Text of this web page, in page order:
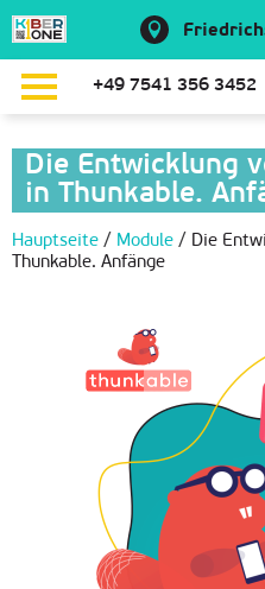
+49 7541 356 3452
Die Entwicklung
in Thunkable.
Hauptseite / Module / Die
Thunkable. Anfänge